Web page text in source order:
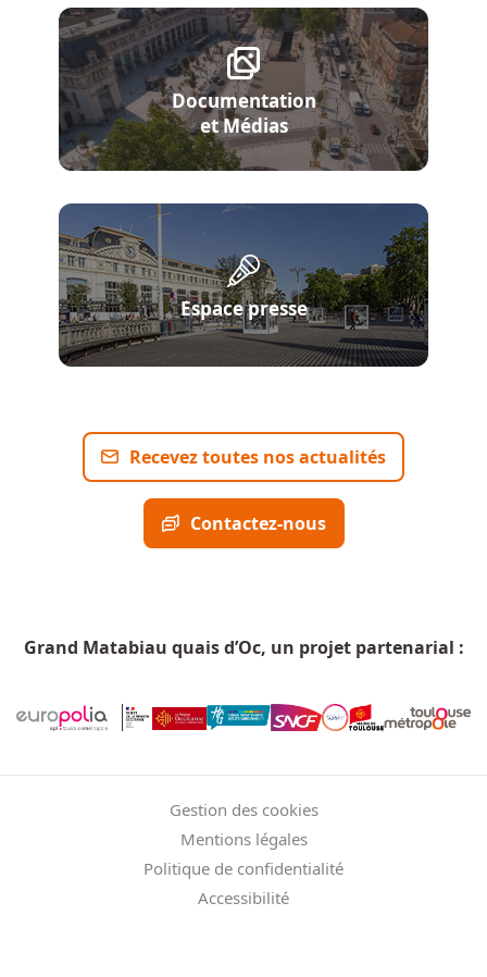
Documentation
et Médias
Espace presse
Recevez toutes nos actualités
Contactez-nous
Grand Matabiau quais d’Oc, un projet partenarial :
Gestion des cookies
Mentions légales
Politique de confidentialité
Accessibilité